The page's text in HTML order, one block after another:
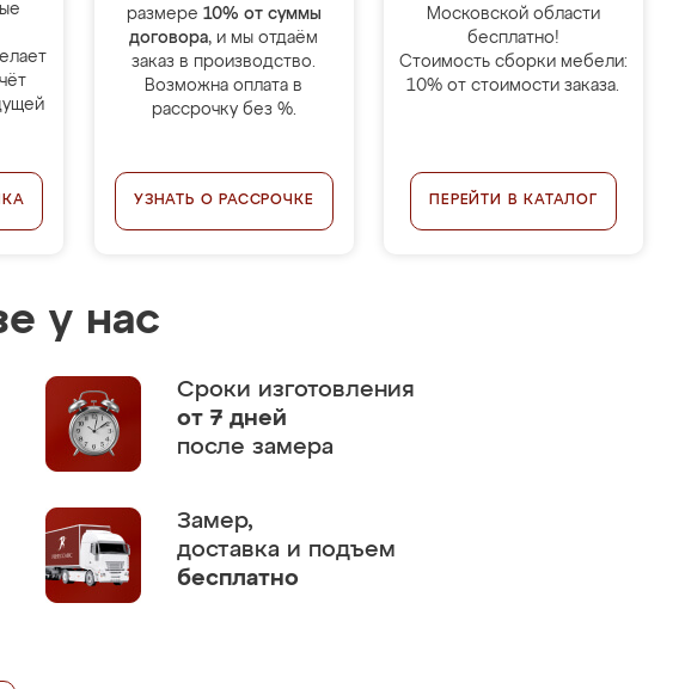
размере 10% от суммы
договора, и мы отдаём
заказ в производство.
Возможна оплата в
рассрочку без %.
УЗНАТЬ О РАССРОЧКЕ
Московской области
бесплатно!
Стоимость сборки мебели:
10% от стоимости заказа.
ПЕРЕЙТИ В КАТАЛОГ
у нас
Сроки изготовления
от 7 дней
после замера
Замер,
доставка и подъем
бесплатно